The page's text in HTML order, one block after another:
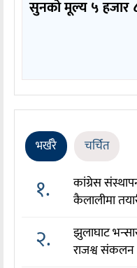
सुनको मूल्य ५ हजार
भर्खरै चर्चित
१.
कांग्रेस
कैलालीमा
२.
झुलाघाट
राजश्व संकलन